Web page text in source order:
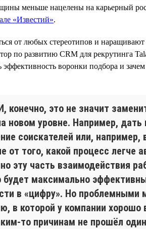
меньше нацелены на карьерный
«Известий».
от любых стереотипов и
по развитию CRM для рекрутинга
воронки подбора и
это не значит
новом уровне. Например,
соискателей или,
того, какой процесс легче
часть взаимодействия
будет максимально
в «цифру». Но проблемными
которой у компании хорошо
то причинам не прошёл